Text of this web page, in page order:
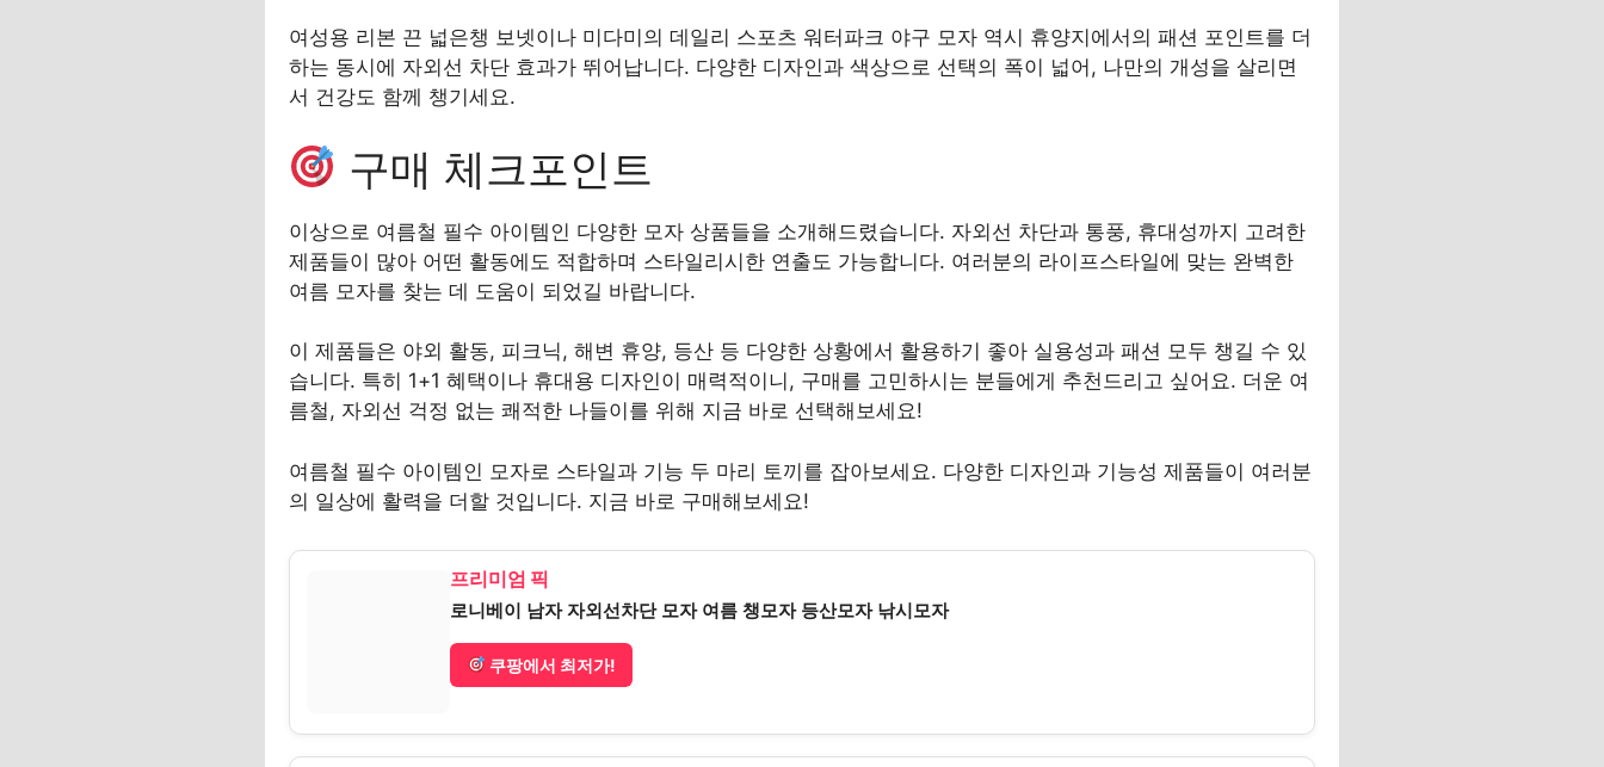
여성용 리본 끈 넓은챙 보넷이나 미다미의 데일리 스포츠 워터파크 야구 모자 역시 휴양지에서의 패션 포인트를 더
하는 동시에 자외선 차단 효과가 뛰어납니다. 다양한 디자인과 색상으로 선택의 폭이 넓어, 나만의 개성을 살리면
서 건강도 함께 챙기세요.
구매 체크포인트
이상으로 여름철 필수 아이템인 다양한 모자 상품들을 소개해드렸습니다. 자외선 차단과 통풍, 휴대성까지 고려한
제품들이 많아 어떤 활동에도 적합하며 스타일리시한 연출도 가능합니다. 여러분의 라이프스타일에 맞는 완벽한
여름 모자를 찾는 데 도움이 되었길 바랍니다.
이 제품들은 야외 활동, 피크닉, 해변 휴양, 등산 등 다양한 상황에서 활용하기 좋아 실용성과 패션 모두 챙길 수 있
습니다. 특히 1+1 혜택이나 휴대용 디자인이 매력적이니, 구매를 고민하시는 분들에게 추천드리고 싶어요. 더운 여
름철, 자외선 걱정 없는 쾌적한 나들이를 위해 지금 바로 선택해보세요!
여름철 필수 아이템인 모자로 스타일과 기능 두 마리 토끼를 잡아보세요. 다양한 디자인과 기능성 제품들이 여러분
의 일상에 활력을 더할 것입니다. 지금 바로 구매해보세요!
프리미엄 픽
로니베이 남자 자외선차단 모자 여름 챙모자 등산모자 낚시모자
쿠팡에서 최저가!